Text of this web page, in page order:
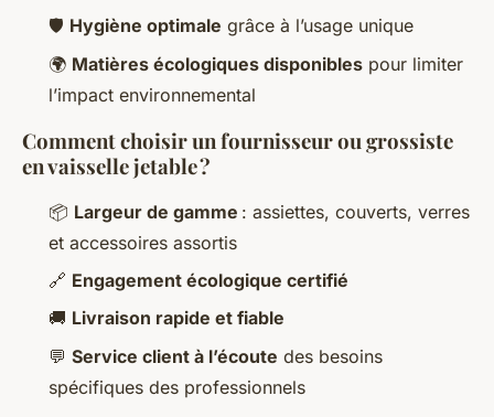
🛡️ Hygiène optimale grâce à l’usage unique
🌍 Matières écologiques disponibles pour limiter
l’impact environnemental
Comment choisir un fournisseur ou grossiste
en vaisselle jetable ?
📦 Largeur de gamme : assiettes, couverts, verres
et accessoires assortis
🔗 Engagement écologique certifié
🚚 Livraison rapide et fiable
💬 Service client à l’écoute des besoins
spécifiques des professionnels